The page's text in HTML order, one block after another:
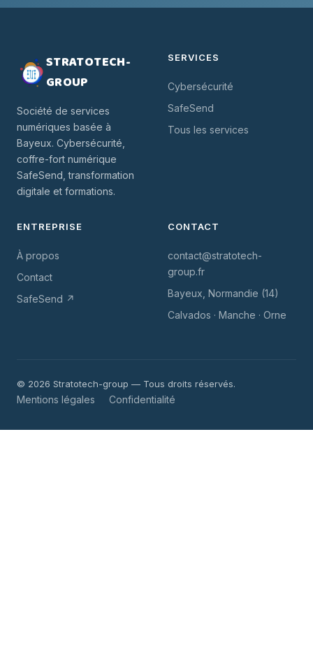
STRATOTECH-
GROUP
Société de services
numériques basée à
Bayeux. Cybersécurité,
coffre-fort numérique
SafeSend, transformation
digitale et formations.
SERVICES
Cybersécurité
SafeSend
Tous les services
ENTREPRISE
À propos
Contact
SafeSend ↗
CONTACT
contact@stratotech-
group.fr
Bayeux, Normandie (14)
Calvados · Manche · Orne
© 2026 Stratotech-group — Tous droits réservés.
Mentions légales Confidentialité